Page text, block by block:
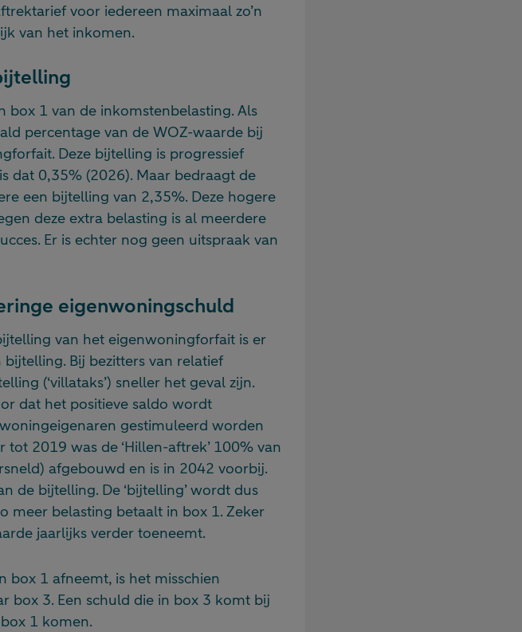
voor iedereen maximaal zo’n
van het inkomen.
1 van de inkomstenbelasting. Als
percentage van de WOZ-waarde bij
Deze bijtelling is progressief
dat 0,35% (2026). Maar bedraagt de
een bijtelling van 2,35%. Deze hogere
deze extra belasting is al meerdere
Er is echter nog geen uitspraak van
eigenwoningschuld
van het eigenwoningforfait is er
Bij bezitters van relatief
(‘villataks’) sneller het geval zijn.
dat het positieve saldo wordt
gestimuleerd worden
2019 was de ‘Hillen-aftrek’ 100% van
afgebouwd en is in 2042 voorbij.
de bijtelling. De ‘bijtelling’ wordt dus
meer belasting betaalt in box 1. Zeker
jaarlijks verder toeneemt.
box 1 afneemt, is het misschien
box 3. Een schuld die in box 3 komt bij
1 komen.